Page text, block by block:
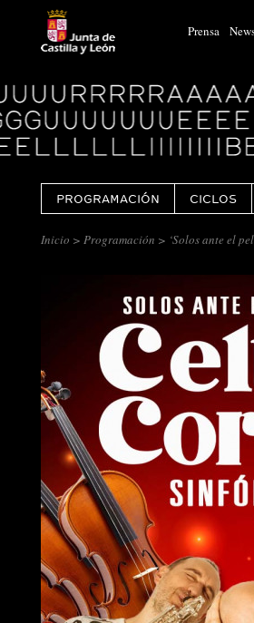
Prensa
Logo
Centro
Cultural
Miguel
Delibes
PROGRAMACIÓN CICLOS
Inicio > Programación > ‘Solos ante el